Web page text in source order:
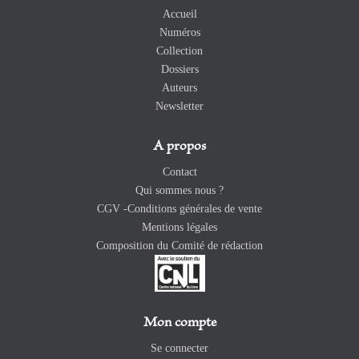
Accueil
Numéros
Collection
Dossiers
Auteurs
Newsletter
A propos
Contact
Qui sommes nous ?
CGV -Conditions générales de vente
Mentions légales
Composition du Comité de rédaction
Mon compte
Se connecter